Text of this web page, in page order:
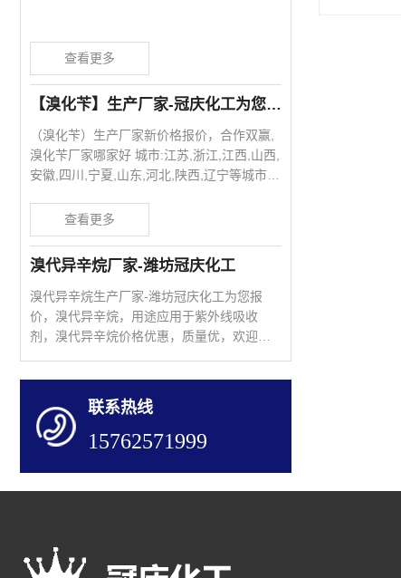
查看更多
溴化苄厂家哪家好 城市:江苏,浙江,江西,山西,
安徽,四川,宁夏,山东,河北,陕西,辽宁等城市,
溴化苄生产,溴化苄用途广泛,欢迎洽谈咨询
15762571999刘先生
查看更多
溴代异辛烷厂家-潍坊冠庆化工
价，溴代异辛烷，用途应用于紫外线吸收
剂，溴代异辛烷价格优惠，质量优，欢迎新
老客户洽谈咨询15762571999
2023年溴素生产厂家价格波动较大，罐装溴
联系热线
15762571999